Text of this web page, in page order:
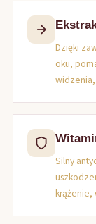
Dzięki
oku,
widzenia,
Silny
krążenie,